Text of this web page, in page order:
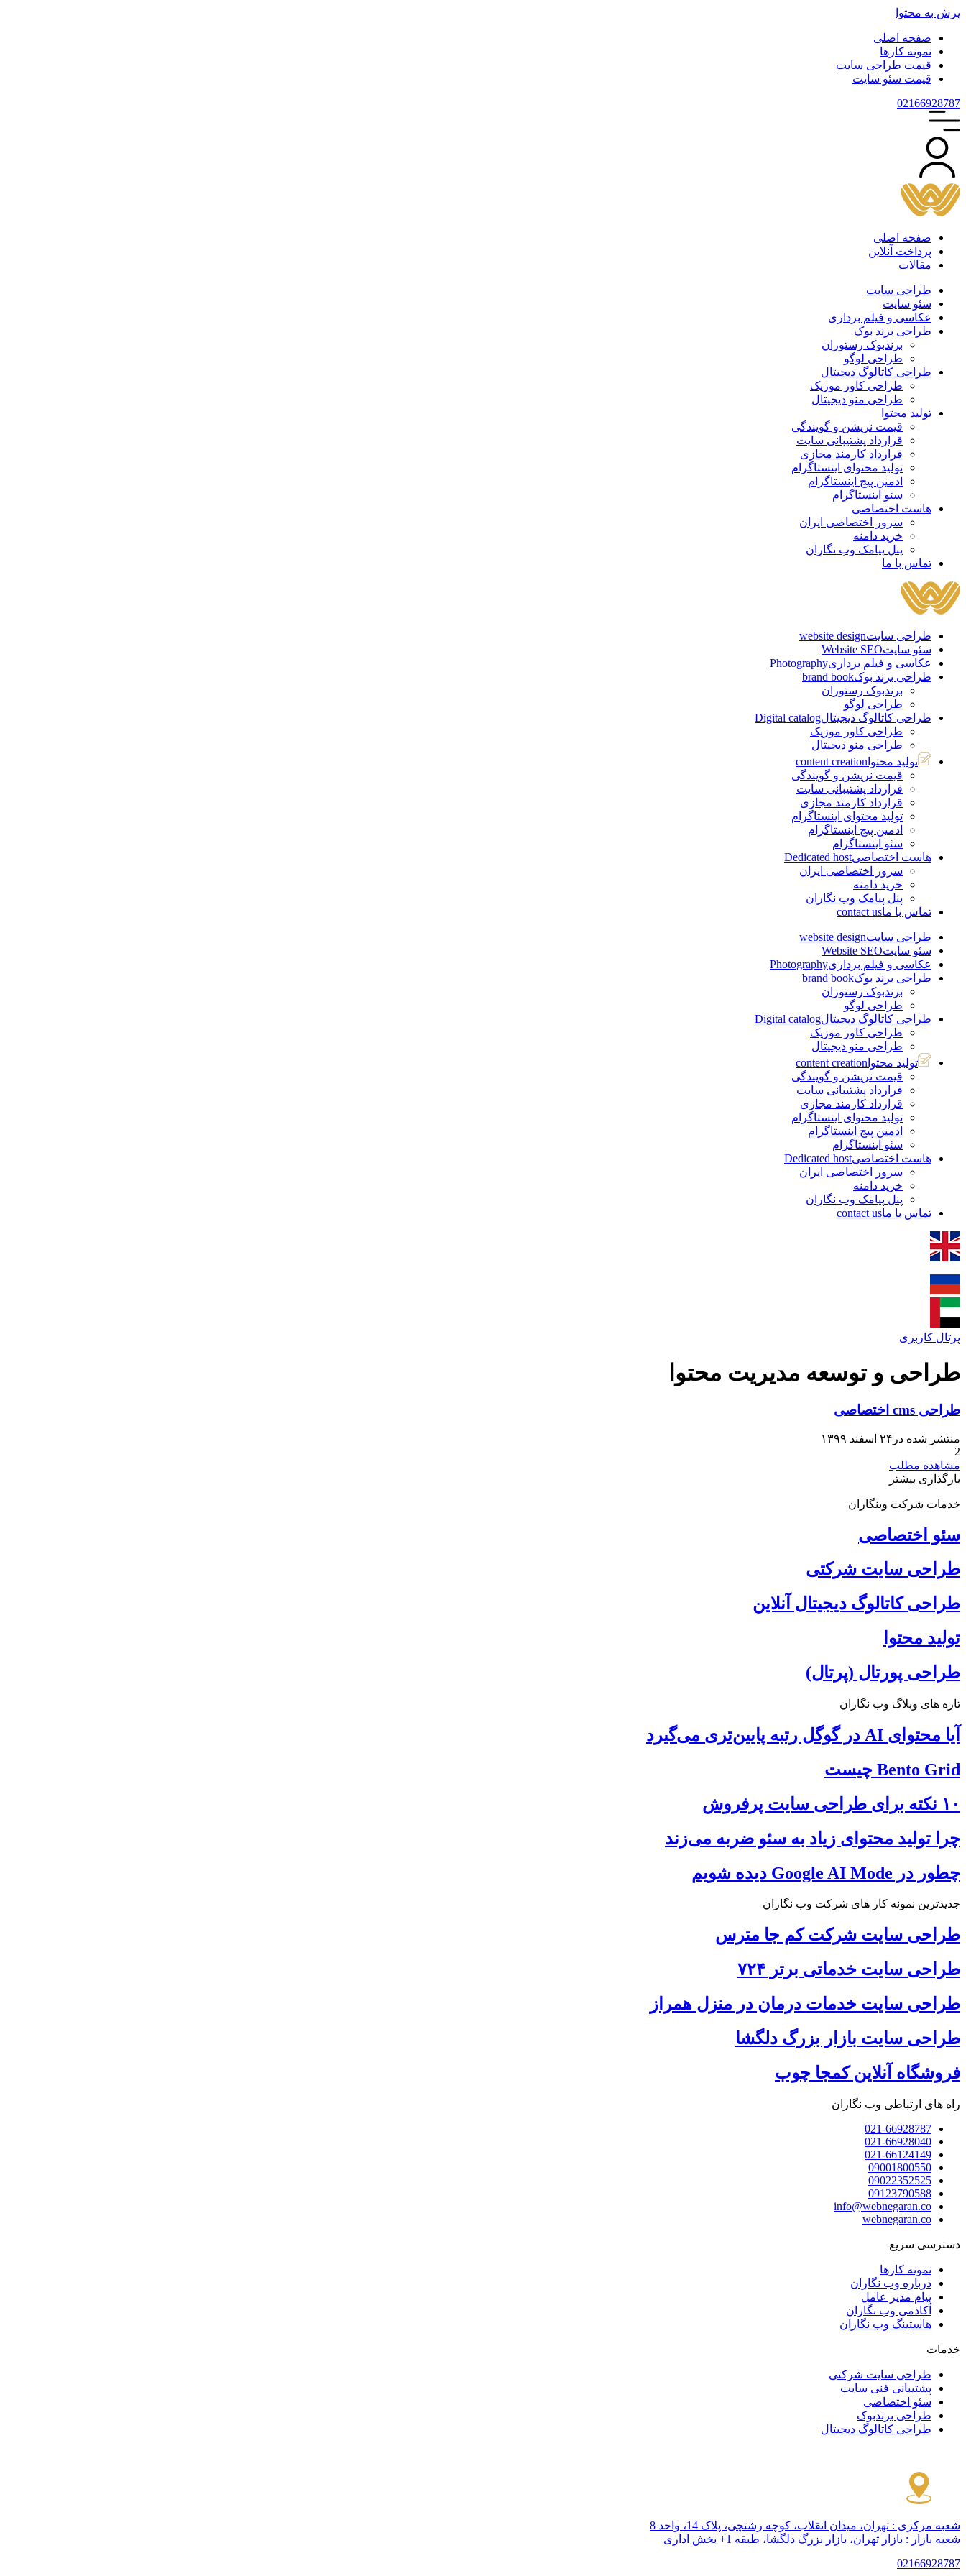
پرش به محتوا
صفحه اصلی
نمونه کارها
قیمت طراحی سایت
قیمت سئو سایت
02166928787
صفحه اصلی
پرداخت آنلاین
مقالات
طراحی سایت
سئو سایت
عکاسی و فیلم برداری
طراحی برند بوک
برندبوک رستوران
طراحی لوگو
طراحی کاتالوگ دیجیتال
طراحی کاور موزیک
طراحی منو دیجیتال
تولید محتوا
قیمت نریشن و گویندگی
قرارداد پشتیبانی سایت
قرارداد کارمند مجازی
تولید محتوای اینستاگرام
ادمین پیج اینستاگرام
سئو اینستاگرام
هاست اختصاصی
سرور اختصاصی ایران
خرید دامنه
پنل پیامک وب نگاران
تماس با ما
طراحی سایتwebsite design
سئو سایتWebsite SEO
عکاسی و فیلم برداریPhotography
طراحی برند بوکbrand book
برندبوک رستوران
طراحی لوگو
طراحی کاتالوگ دیجیتالDigital catalog
طراحی کاور موزیک
طراحی منو دیجیتال
تولید محتوا content creation
قیمت نریشن و گویندگی
قرارداد پشتیبانی سایت
قرارداد کارمند مجازی
تولید محتوای اینستاگرام
ادمین پیج اینستاگرام
سئو اینستاگرام
هاست اختصاصیDedicated host
سرور اختصاصی ایران
خرید دامنه
پنل پیامک وب نگاران
تماس با ماcontact us
طراحی سایتwebsite design
سئو سایتWebsite SEO
عکاسی و فیلم برداریPhotography
طراحی برند بوکbrand book
برندبوک رستوران
طراحی لوگو
طراحی کاتالوگ دیجیتالDigital catalog
طراحی کاور موزیک
طراحی منو دیجیتال
تولید محتوا content creation
قیمت نریشن و گویندگی
قرارداد پشتیبانی سایت
قرارداد کارمند مجازی
تولید محتوای اینستاگرام
ادمین پیج اینستاگرام
سئو اینستاگرام
هاست اختصاصیDedicated host
سرور اختصاصی ایران
خرید دامنه
پنل پیامک وب نگاران
تماس با ماcontact us
پرتال کاربری
طراحی و توسعه مدیریت محتوا
طراحی cms اختصاصی
منتشر شده در۲۴ اسفند ۱۳۹۹
2
مشاهده مطلب
بارگذاری بیشتر
خدمات شرکت وبنگاران
سئو اختصاصی
طراحی سایت شرکتی
طراحی کاتالوگ دیجیتال آنلاین
تولید محتوا
طراحی پورتال (پرتال)
تازه های وبلاگ وب نگاران
آیا محتوای AI در گوگل رتبه پایین‌تری می‌گیرد
Bento Grid چیست
۱۰ نکته برای طراحی سایت پرفروش
چرا تولید محتوای زیاد به سئو ضربه می‌زند
چطور در Google AI Mode دیده شویم
جدیدترین نمونه کار های شرکت وب نگاران
طراحی سایت شرکت کم جا مترس
طراحی سایت خدماتی برتر ۷۲۴
طراحی سایت خدمات درمان در منزل همراز
طراحی سایت بازار بزرگ دلگشا
فروشگاه آنلاین کمجا چوب
راه های ارتباطی وب نگاران
021-66928787
021-66928040
021-66124149
09001800550
09022352525
09123790588
info@webnegaran.co
webnegaran.co
دسترسی سریع
نمونه کارها
درباره وب نگاران
پیام مدیر عامل
آکادمی وب نگاران
هاستینگ وب نگاران
خدمات
طراحی سایت شرکتی
پشتیبانی فنی سایت
سئو اختصاصی
طراحی برندبوک
طراحی کاتالوگ دیجیتال
شعبه مرکزی : تهران، میدان انقلاب، کوچه رشتچی، پلاک 14، واحد 8
شعبه بازار : بازار تهران، بازار بزرگ دلگشا، طبقه 1+ بخش اداری
02166928787